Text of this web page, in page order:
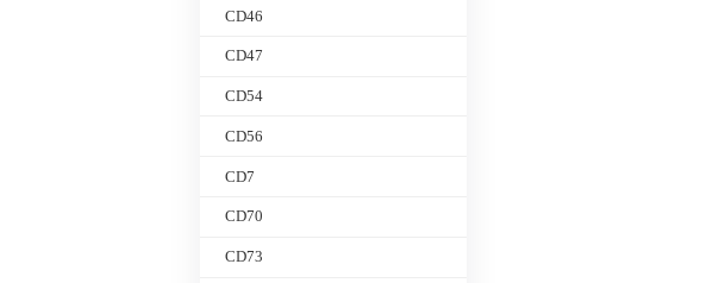
CD46
CD47
CD54
CD56
CD7
CD70
CD73